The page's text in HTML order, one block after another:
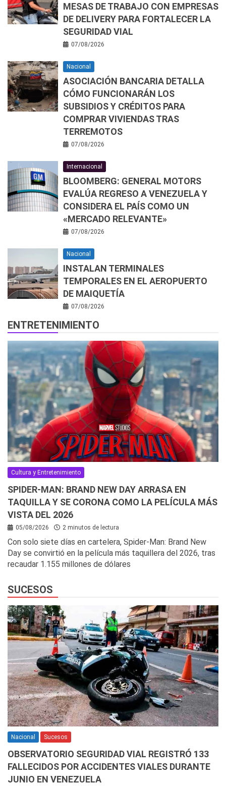
MESAS DE TRABAJO CON EMPRESAS
DE DELIVERY PARA FORTALECER LA
SEGURIDAD VIAL
07/08/2026
Nacional
ASOCIACIÓN BANCARIA DETALLA
CÓMO FUNCIONARÁN LOS
SUBSIDIOS Y CRÉDITOS PARA
COMPRAR VIVIENDAS TRAS
TERREMOTOS
07/08/2026
Internacional
BLOOMBERG: GENERAL MOTORS
EVALÚA REGRESO A VENEZUELA Y
CONSIDERA EL PAÍS COMO UN
«MERCADO RELEVANTE»
07/08/2026
Nacional
INSTALAN TERMINALES
TEMPORALES EN EL AEROPUERTO
DE MAIQUETÍA
07/08/2026
ENTRETENIMIENTO
Cultura y Entretenimiento
SPIDER-MAN: BRAND NEW DAY ARRASA EN
TAQUILLA Y SE CORONA COMO LA PELÍCULA MÁS
VISTA DEL 2026
05/08/2026 2 minutos de lectura
Con solo siete días en cartelera, Spider-Man: Brand New
Day se convirtió en la película más taquillera del 2026, tras
recaudar 1.155 millones de dólares
SUCESOS
Nacional Sucesos
OBSERVATORIO SEGURIDAD VIAL REGISTRÓ 133
FALLECIDOS POR ACCIDENTES VIALES DURANTE
JUNIO EN VENEZUELA